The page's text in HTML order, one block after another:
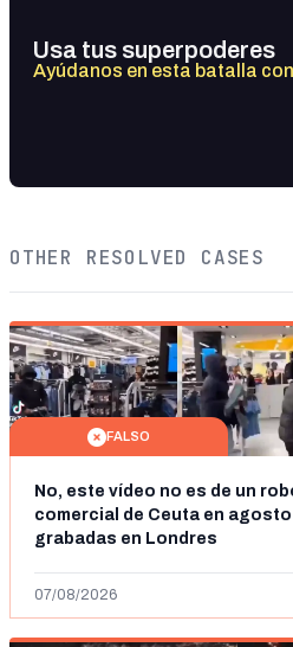
Usa tus superpoderes
Ayúdanos en esta batalla
OTHER RESOLVED CASES
FALSO
No, este vídeo no es de un
comercial de Ceuta en
grabadas en Londres
07/08/2026